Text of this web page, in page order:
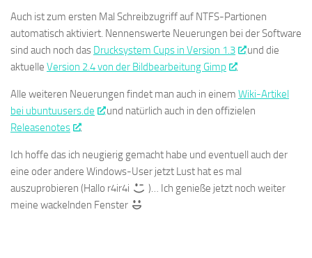
Auch ist zum ersten Mal Schreibzugriff auf NTFS-Partionen
automatisch aktiviert. Nennenswerte Neuerungen bei der Software
sind auch noch das Drucksystem Cups in Version 1.3
und die
aktuelle Version 2.4 von der Bildbearbeitung Gimp .
Alle weiteren Neuerungen findet man auch in einem Wiki-Artikel
bei ubuntuusers.de
und natürlich auch in den offizielen
Releasenotes
.
Ich hoffe das ich neugierig gemacht habe und eventuell auch der
eine oder andere Windows-User jetzt Lust hat es mal
auszuprobieren (Hallo r4ir4i
)… Ich genieße jetzt noch weiter
meine wackelnden Fenster